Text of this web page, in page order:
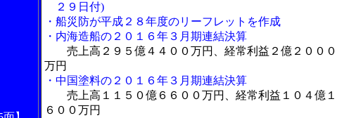
２９日付)
・船災防が平成２８年度のリーフレットを作成
・内海造船の２０１６年３月期連結決算
売上高２９５億４４００万円、経常利益２億２０００
万円
・中国塗料の２０１６年３月期連結決算
売上高１１５０億６６００万円、経常利益１０４億１
６００万円